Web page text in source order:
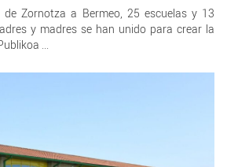
de Zornotza a Bermeo, 25 escuelas y 13
y madres se han unido para crear la
...